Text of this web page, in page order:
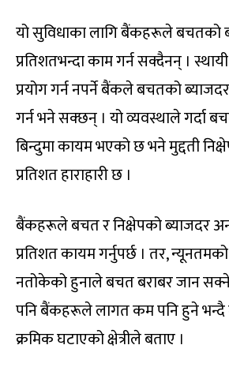
यो सुविधाका लागि बैंकहरूले बचतको
प्रतिशतभन्दा काम गर्न सक्दैनन् ।
प्रयोग गर्न नपर्ने बैंकले बचतको
गर्न भने सक्छन् । यो व्यवस्थाले गर्दा
बिन्दुमा कायम भएको छ भने मुद्दती
प्रतिशत हाराहारी छ ।
बैंकहरूले बचत र निक्षेपको ब्याजदर
प्रतिशत कायम गर्नुपर्छ । तर,
नतोकेको हुनाले बचत बराबर जान
पनि बैंकहरूले लागत कम पनि हुने भन्दै
क्रमिक घटाएको क्षेत्रीले बताए ।